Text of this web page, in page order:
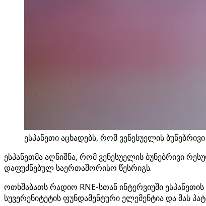
ესპანეთი აცხადებს, რომ ვენესუელის
ესპანეთმა აღნიშნა, რომ ვენესუელის ბუნებრივი
დაფუძნებულ საერთაშორისო წესრიგს.
ოთხშაბათს რადიო RNE-სთან ინტერვიუში
სუვერენიტეტის ფუნდამენტური ელემენტია და მას